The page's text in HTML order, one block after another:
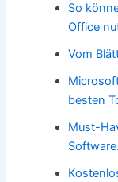
So
Office
Vom
besten
Must-